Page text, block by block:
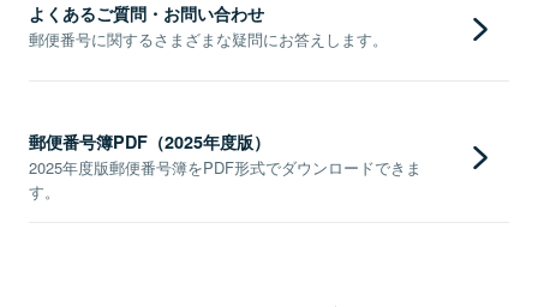
よくあるご質問・お問い合わせ
郵便番号に関するさまざまな疑問にお答えします。
郵便番号簿PDF（2025年度版）
2025年度版郵便番号簿をPDF形式でダウンロードできま
す。